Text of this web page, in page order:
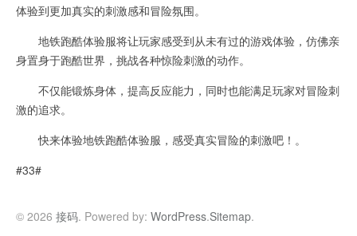
体验到更加真实的刺激感和冒险氛围。
地铁跑酷体验服将让玩家感受到从未有过的游戏体验，仿佛亲
身置身于跑酷世界，挑战各种惊险刺激的动作。
不仅能锻炼身体，提高反应能力，同时也能满足玩家对冒险刺
激的追求。
快来体验地铁跑酷体验服，感受真实冒险的刺激吧！。
#33#
© 2026 接码. Powered by: WordPress.Sitemap.